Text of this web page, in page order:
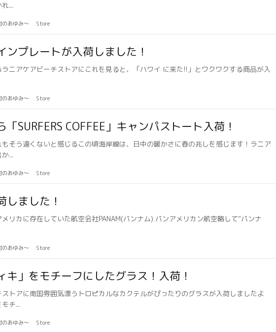
...
のあゆみ〜 Store
プレートが入荷しました！
ニアケアビーチストアにこれを見ると、「ハワイ に来た!!」とワクワクする商品が入
のあゆみ〜 Store
SURFERS COFFEE」キャンパストート入荷！
そう遠くないと感じるこの頃海岸線は、日中の暖かさに春の兆しを感じます！ラニア
...
のあゆみ〜 Store
ました！
リカに存在していた航空会社PANAM(パンナム) パンアメリカン航空略して“パンナ
のあゆみ〜 Store
キ」をモチーフにしたグラス！入荷！
トアに南国雰囲気漂うトロピカルなカクテルがぴったりのグラスが入荷しましたよ
チ...
のあゆみ〜 Store